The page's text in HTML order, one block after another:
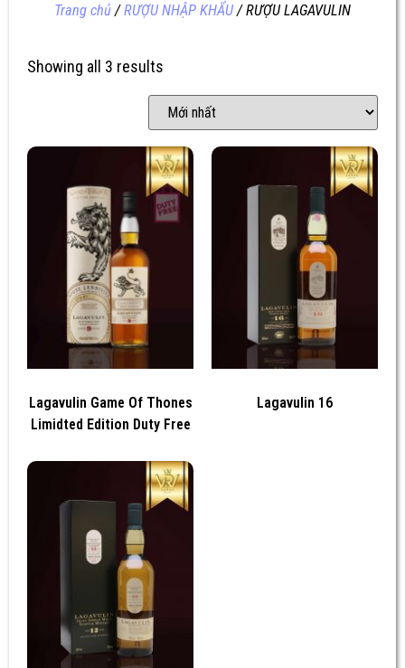
Trang chủ /RƯỢU NHẬP KHẨU / RƯỢU LAGAVULIN
Showing all 3 results
Lagavulin Game Of Thones
Limidted Edition Duty Free
Lagavulin 16